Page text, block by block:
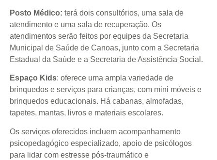
Posto Médico: terá dois consultórios, uma sala de
atendimento e uma sala de recuperação. Os
atendimentos serão feitos por equipes da Secretaria
Municipal de Saúde de Canoas, junto com a Secretaria
Estadual da Saúde e a Secretaria de Assistência Social.
Espaço Kids: oferece uma ampla variedade de
brinquedos e serviços para crianças, com mini móveis e
brinquedos educacionais. Há cabanas, almofadas,
tapetes, mantas, livros e materiais escolares.
Os serviços oferecidos incluem acompanhamento
psicopedagógico especializado, apoio de psicólogos
para lidar com estresse pós-traumático e